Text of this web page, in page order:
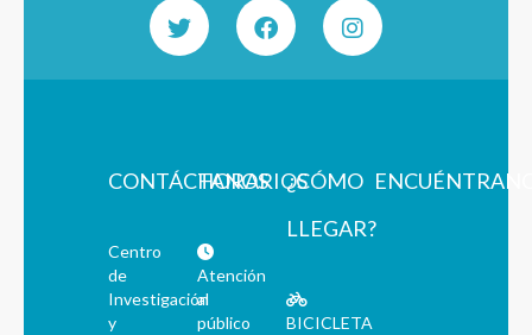
CONTÁCTANOS
Centro
de
Investigación
y
HORARIOS
Atención
al
público
¿CÓMO
LLEGAR?
BICICLETA